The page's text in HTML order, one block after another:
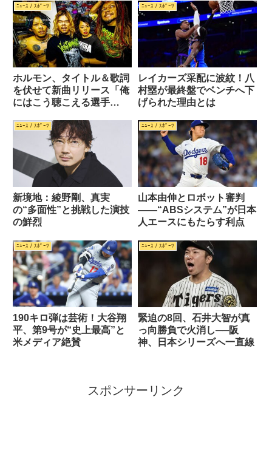
ﾆｭｰｽ / ｽﾎﾟｰﾂ
ホルモン、タイトル＆歌詞
を伏せて新曲リリース「俺
にはこう聴こえる選手
ﾆｭｰｽ / ｽﾎﾟｰﾂ
レイカーズ采配に波紋！八
村塁が最終盤でベンチへ下
げられた理由とは
ﾆｭｰｽ / ｽﾎﾟｰﾂ
新境地：綾野剛、真実
の“多面性”と挑戦した演技
の鮮烈
ﾆｭｰｽ / ｽﾎﾟｰﾂ
山本由伸とロボット審判
――“ABSシステム”が日本
人エースにもたらす利点
ﾆｭｰｽ / ｽﾎﾟｰﾂ
190キロ弾は芸術！大谷翔
平、第9号が“史上最高”と
米メディア絶賛
ﾆｭｰｽ / ｽﾎﾟｰﾂ
緊迫の8回、石井大智が真
っ向勝負で火消し──阪
神、日本シリーズへ一直線
スポンサーリンク